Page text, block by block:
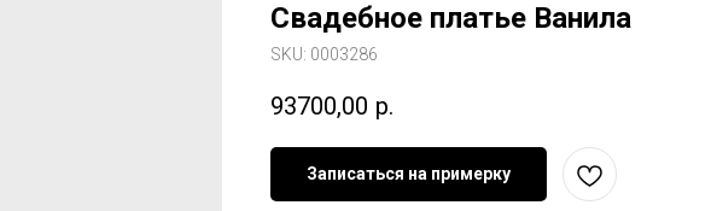
Свадебное платье Ванила
SKU: 0003286
93700,00 р.
Записаться на примерку